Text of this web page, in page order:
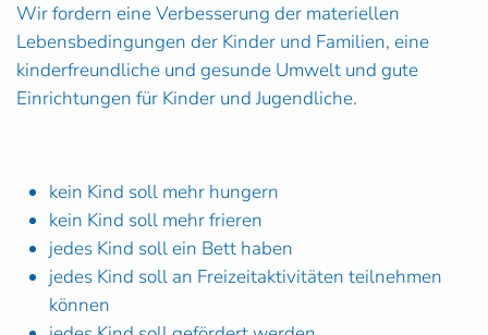
Wir fordern eine Verbesserung der materiellen
Lebensbedingungen der Kinder und Familien, eine
kinderfreundliche und gesunde Umwelt und gute
Einrichtungen für Kinder und Jugendliche.
kein Kind soll mehr hungern
kein Kind soll mehr frieren
jedes Kind soll ein Bett haben
jedes Kind soll an Freizeitaktivitäten teilnehmen
können